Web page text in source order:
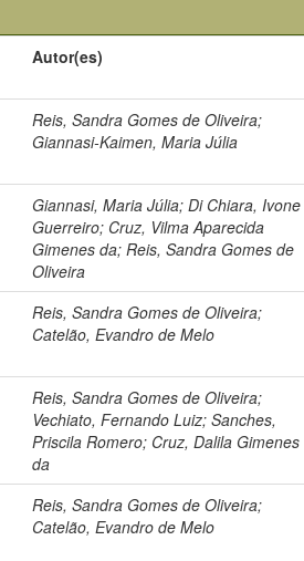
Autor(es)
Reis, Sandra Gomes de Oliveira;
Giannasi-Kaimen, Maria Júlia
Giannasi, Maria Júlia; Di Chiara, Ivone
Guerreiro; Cruz, Vilma Aparecida
Gimenes da; Reis, Sandra Gomes de
Oliveira
Reis, Sandra Gomes de Oliveira;
Catelão, Evandro de Melo
Reis, Sandra Gomes de Oliveira;
Vechiato, Fernando Luiz; Sanches,
Priscila Romero; Cruz, Dalila Gimenes
da
Reis, Sandra Gomes de Oliveira;
Catelão, Evandro de Melo